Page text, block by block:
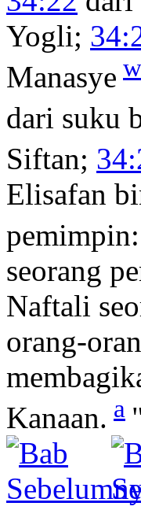
Yogli;
Manasye w
dari suku
Siftan;
Elisafan
seorang
Naftali
orang-
Kanaan. a